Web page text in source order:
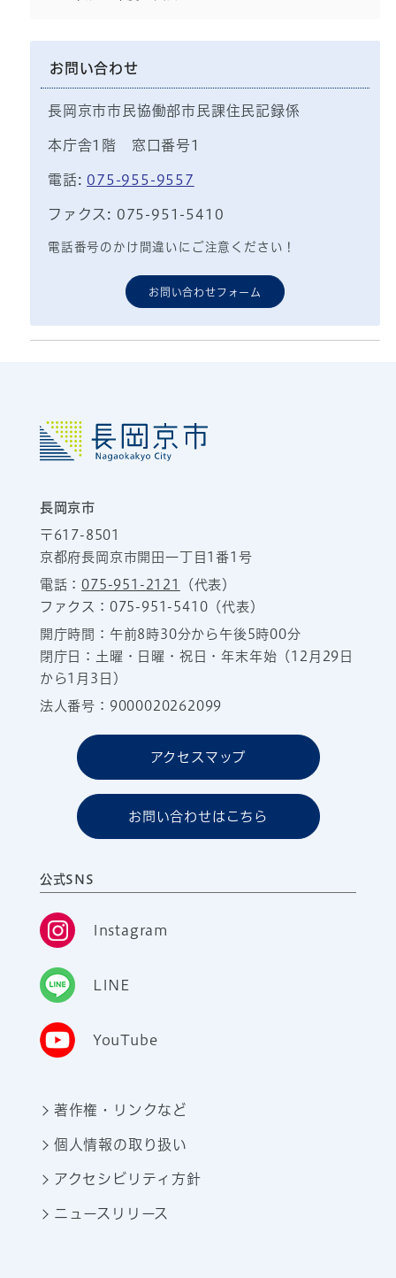
お問い合わせ
長岡京市市民協働部市民課住民記録係
本庁舎1階 窓口番号1
電話: 075-955-9557
ファクス: 075-951-5410
電話番号のかけ間違いにご注意ください！
お問い合わせフォーム
長岡京市
〒617-8501
京都府長岡京市開田一丁目1番1号
電話：075-951-2121
（代表）
ファクス：075-951-5410（代表）
開庁時間：午前8時30分から午後5時00分
閉庁日：土曜・日曜・祝日・年末年始（12月29日
から1月3日）
法人番号：9000020262099
アクセスマップ
お問い合わせはこちら
公式SNS
Instagram
LINE
YouTube
著作権・リンクなど
個人情報の取り扱い
アクセシビリティ方針
ニュースリリース